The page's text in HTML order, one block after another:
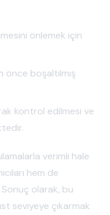
önlemek için
boşaltılmış
kontrol edilmesi ve
verimli hale
hem de
olarak, bu
seviyeye çıkarmak